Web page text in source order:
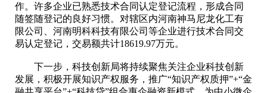
作。许多企业已熟悉技术合同认定登记流程，形成合同
随签随登记的良好习惯。对辖区内河南神马尼龙化工有
限公司、河南明科科技有限公司等企业进行技术合同交
易认定登记，交易额共计18619.97万元。
下一步，科技创新局将持续聚焦关注企业科技创新
发展，积极开展知识产权服务，推广“知识产权质押”+“金